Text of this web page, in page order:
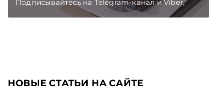
Подписывайтесь на Telegram‑канал и Viber,
чтобы не пропускать новые статьи
НОВЫЕ СТАТЬИ НА САЙТЕ